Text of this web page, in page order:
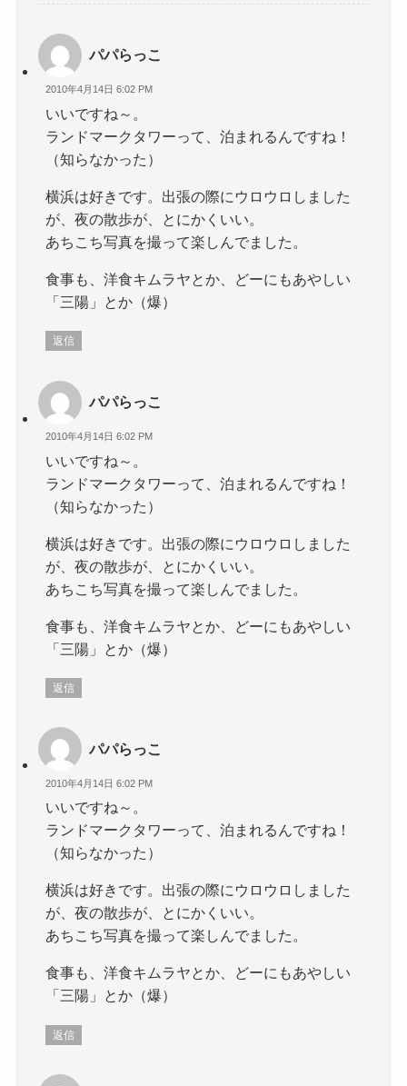
パパらっこ
2010年4月14日 6:02 PM
いいですね～。
ランドマークタワーって、泊まれるんですね！
（知らなかった）
横浜は好きです。出張の際にウロウロしました
が、夜の散歩が、とにかくいい。
あちこち写真を撮って楽しんでました。
食事も、洋食キムラヤとか、どーにもあやしい
「三陽」とか（爆）
返信
パパらっこ
2010年4月14日 6:02 PM
いいですね～。
ランドマークタワーって、泊まれるんですね！
（知らなかった）
横浜は好きです。出張の際にウロウロしました
が、夜の散歩が、とにかくいい。
あちこち写真を撮って楽しんでました。
食事も、洋食キムラヤとか、どーにもあやしい
「三陽」とか（爆）
返信
パパらっこ
2010年4月14日 6:02 PM
いいですね～。
ランドマークタワーって、泊まれるんですね！
（知らなかった）
横浜は好きです。出張の際にウロウロしました
が、夜の散歩が、とにかくいい。
あちこち写真を撮って楽しんでました。
食事も、洋食キムラヤとか、どーにもあやしい
「三陽」とか（爆）
返信